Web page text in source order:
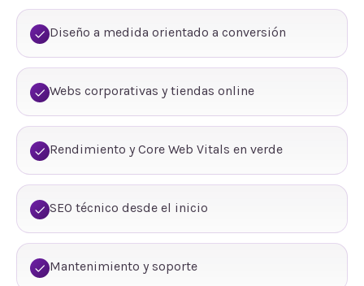
Diseño a medida orientado a conversión
Webs corporativas y tiendas online
Rendimiento y Core Web Vitals en verde
SEO técnico desde el inicio
Mantenimiento y soporte